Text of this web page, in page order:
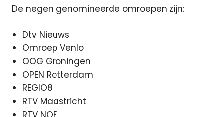
De negen genomineerde omroepen zijn:
Dtv Nieuws
Omroep Venlo
OOG Groningen
OPEN Rotterdam
REGIO8
RTV Maastricht